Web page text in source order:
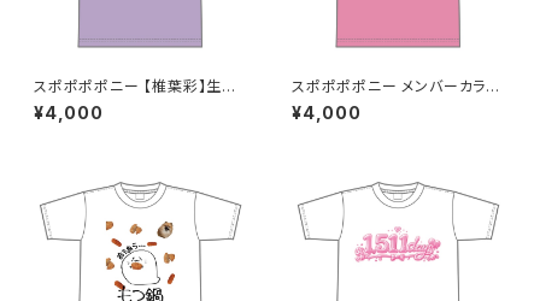
スポポポポニー 【椎葉彩】生誕
祭Tシャツ S〜XLサイズ
¥4,000
スポポポポニー メンバーカラー
シンプルデザイン ロゴTシャツ
ピンク S〜XLサイズ
¥4,000